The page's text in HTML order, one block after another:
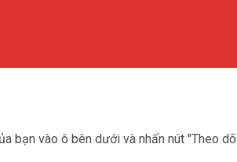
bạn vào ô bên dưới và nhấn nút "Theo